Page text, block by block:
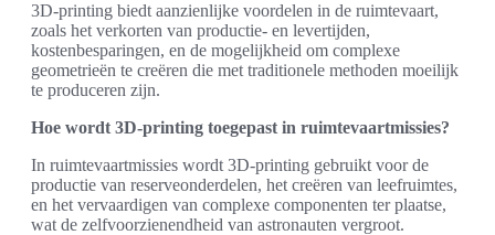
3D-printing biedt aanzienlijke voordelen in de ruimtevaart,
zoals het verkorten van productie- en levertijden,
kostenbesparingen, en de mogelijkheid om complexe
geometrieën te creëren die met traditionele methoden moeilijk
te produceren zijn.
Hoe wordt 3D-printing toegepast in ruimtevaartmissies?
In ruimtevaartmissies wordt 3D-printing gebruikt voor de
productie van reserveonderdelen, het creëren van leefruimtes,
en het vervaardigen van complexe componenten ter plaatse,
wat de zelfvoorzienendheid van astronauten vergroot.